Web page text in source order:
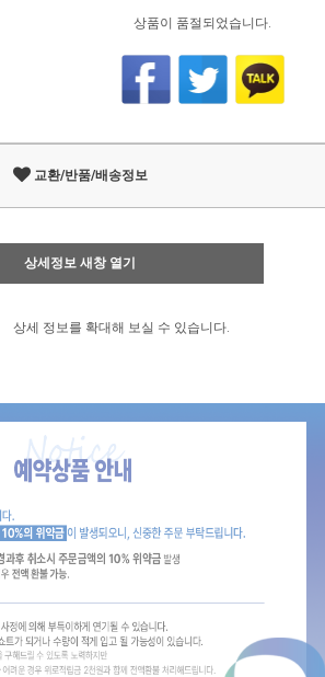
상품이 품절되었습니다.
교환/반품/배송정보
상세정보 새창 열기
상세 정보를 확대해 보실 수 있습니다.